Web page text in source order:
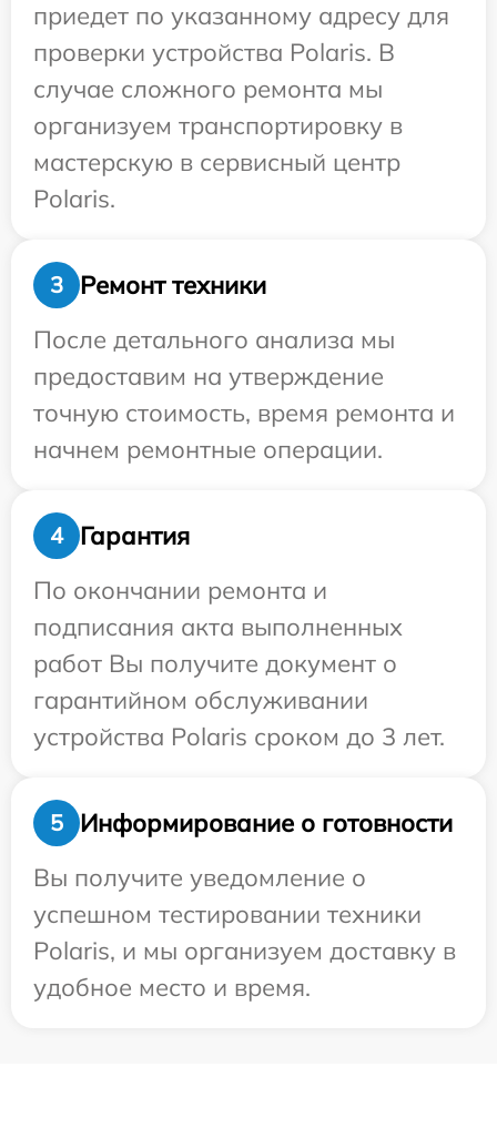
приедет по указанному адресу для
проверки устройства Polaris. В
случае сложного ремонта мы
организуем транспортировку в
мастерскую в сервисный центр
Polaris.
3
Ремонт техники
После детального анализа мы
предоставим на утверждение
точную стоимость, время ремонта и
начнем ремонтные операции.
4
Гарантия
По окончании ремонта и
подписания акта выполненных
работ Вы получите документ о
гарантийном обслуживании
устройства Polaris сроком до 3 лет.
5
Информирование о готовности
Вы получите уведомление о
успешном тестировании техники
Polaris, и мы организуем доставку в
удобное место и время.